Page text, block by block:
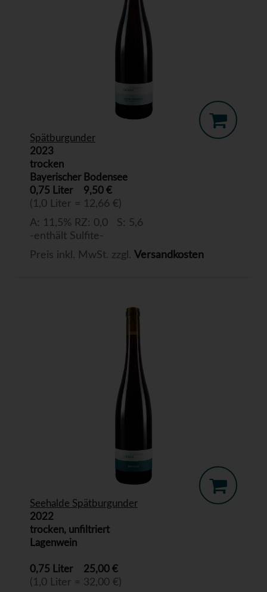
Spätburgunder
2023
trocken
Bayerischer Bodensee
0,75 Liter
9,50 €
(1,0 Liter = 12,66 €)
A: 11,5% RZ: 0,0 S: 5,6
-enthält Sulfite-
Preis inkl. MwSt. zzgl. Versandkosten
Seehalde Spätburgunder
2022
trocken, unfiltriert
Lagenwein
0,75 Liter 25,00 €
(1,0 Liter = 32,00 €)